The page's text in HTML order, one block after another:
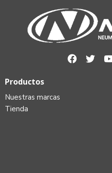
Productos
Nuestras marcas
Tienda